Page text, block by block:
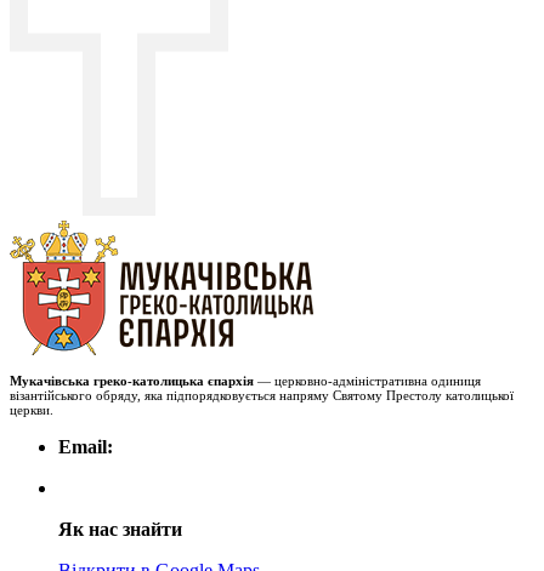
Мукачівська греко-католицька єпархія — церковно-адміністративна одиниця
візантійського обряду, яка підпорядковується напряму Святому Престолу католицької
церкви.
Email:
Як нас знайти